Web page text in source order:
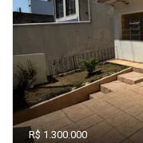
R$ 1.300.000